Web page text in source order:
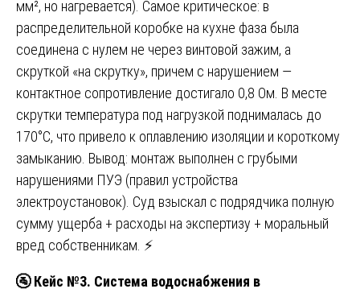
мм², но нагревается). Самое критическое: в
распределительной коробке на кухне фаза была
соединена с нулем не через винтовой зажим, а
скруткой «на скрутку», причем с нарушением —
контактное сопротивление достигало 0,8 Ом. В месте
скрутки температура под нагрузкой поднималась до
170°C, что привело к оплавлению изоляции и короткому
замыканию. Вывод: монтаж выполнен с грубыми
нарушениями ПУЭ (правил устройства
электроустановок). Суд взыскал с подрядчика полную
сумму ущерба + расходы на экспертизу + моральный
вред собственникам. ⚡
🚰Кейс №3. Система водоснабжения в